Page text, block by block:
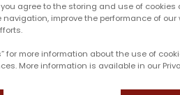
Kerstin
you agree to the storing and use of
improve the performance of
for more information about the use of
More information is available in our